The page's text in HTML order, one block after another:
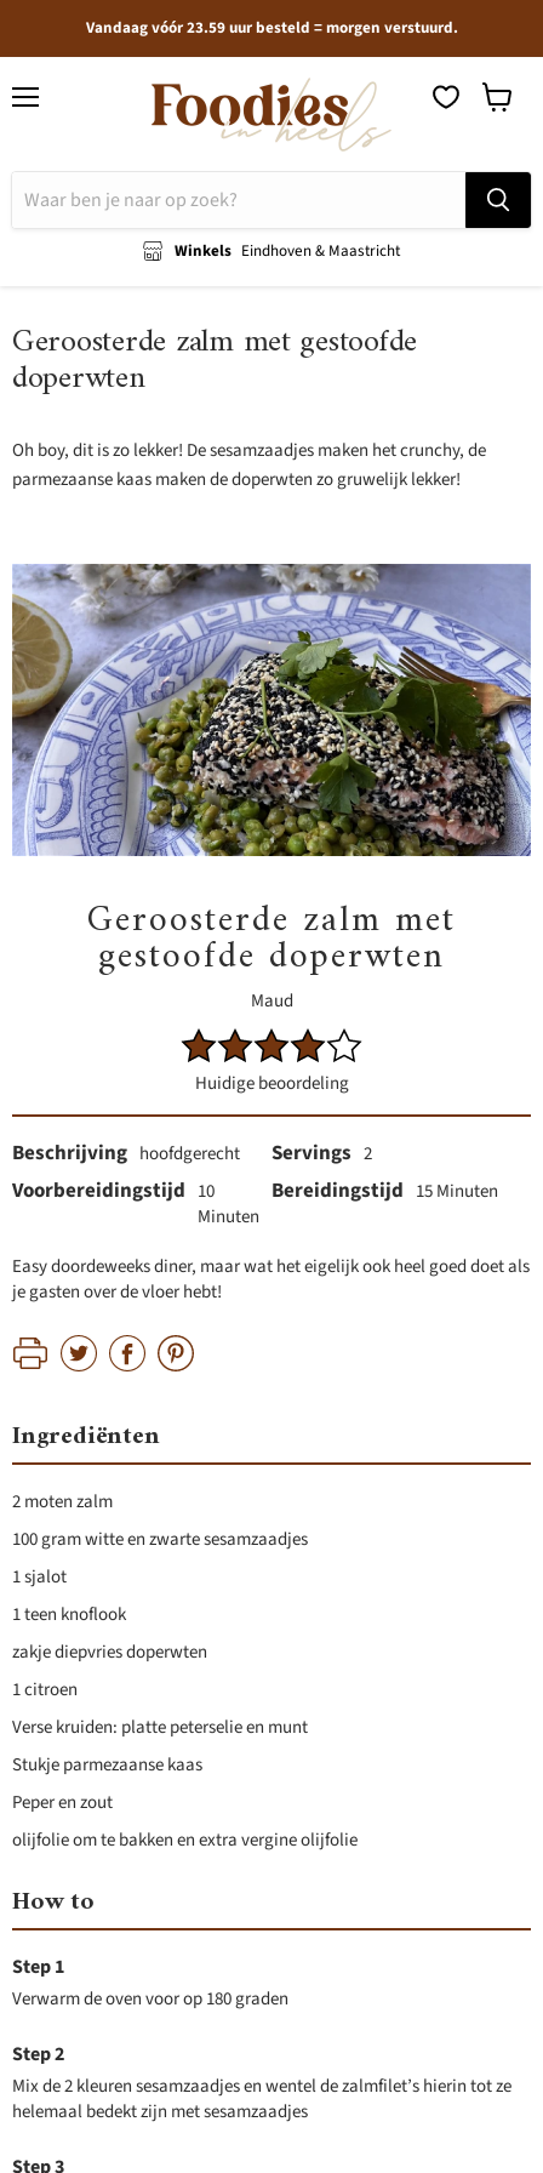
Vandaag vóór 23.59 uur besteld = morgen verstuurd.
Winkels Eindhoven & Maastricht
Geroosterde zalm met gestoofde
doperwten
Oh boy, dit is zo lekker! De sesamzaadjes maken het crunchy, de
parmezaanse kaas maken de doperwten zo gruwelijk lekker!
Geroosterde zalm met
gestoofde doperwten
Maud
Huidige beoordeling
Beschrijving hoofdgerecht Servings 2
Voorbereidingstijd 10
Minuten
Bereidingstijd 15 Minuten
Easy doordeweeks diner, maar wat het eigelijk ook heel goed doet als
je gasten over de vloer hebt!
Ingrediënten
2 moten zalm
100 gram witte en zwarte sesamzaadjes
1 sjalot
1 teen knoflook
zakje diepvries doperwten
1 citroen
Verse kruiden: platte peterselie en munt
Stukje parmezaanse kaas
Peper en zout
olijfolie om te bakken en extra vergine olijfolie
How to
Verwarm de oven voor op 180 graden
Mix de 2 kleuren sesamzaadjes en wentel de zalmfilet’s hierin tot ze
helemaal bedekt zijn met sesamzaadjes